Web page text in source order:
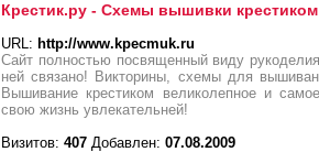
Крестик.ру - Схемы вышивки крестиком
URL: http://www.kpecmuk.ru
Сайт полностью посвященный виду
ней связано! Викторины, схемы для
Вышивание крестиком великолепное и
свою жизнь увлекательней!
Визитов: 407 Добавлен: 07.08.2009